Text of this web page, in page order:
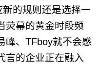
的规则还是选择一
荧幕的黄金时段频
、 TFboy就不会感
言的企业正在融入